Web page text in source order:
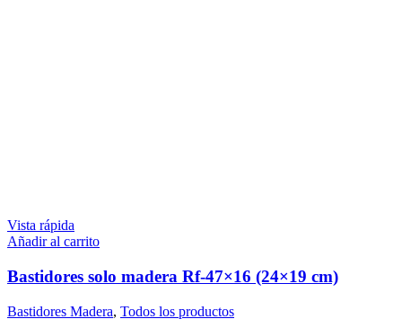
Vista rápida
Añadir al carrito
Bastidores solo madera Rf-47×16 (24×19 cm)
Bastidores Madera, Todos los productos